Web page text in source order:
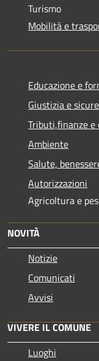
Turismo
Mobilità e
Educazione e
Giustizia e
Tributi,finanze
Ambiente
Salute,
Autorizzazioni
Agricoltura e
NOVITÀ
Notizie
Comunicati
Avvisi
VIVERE IL COMUNE
Luoghi